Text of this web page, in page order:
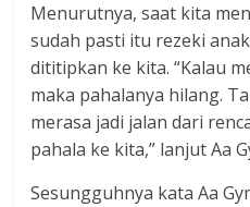
Menurutnya, saat kita
sudah pasti itu rezeki
dititipkan ke kita. “Kalau
maka pahalanya hilang.
merasa jadi jalan dari
pahala ke kita,” lanjut Aa
Sesungguhnya kata Aa